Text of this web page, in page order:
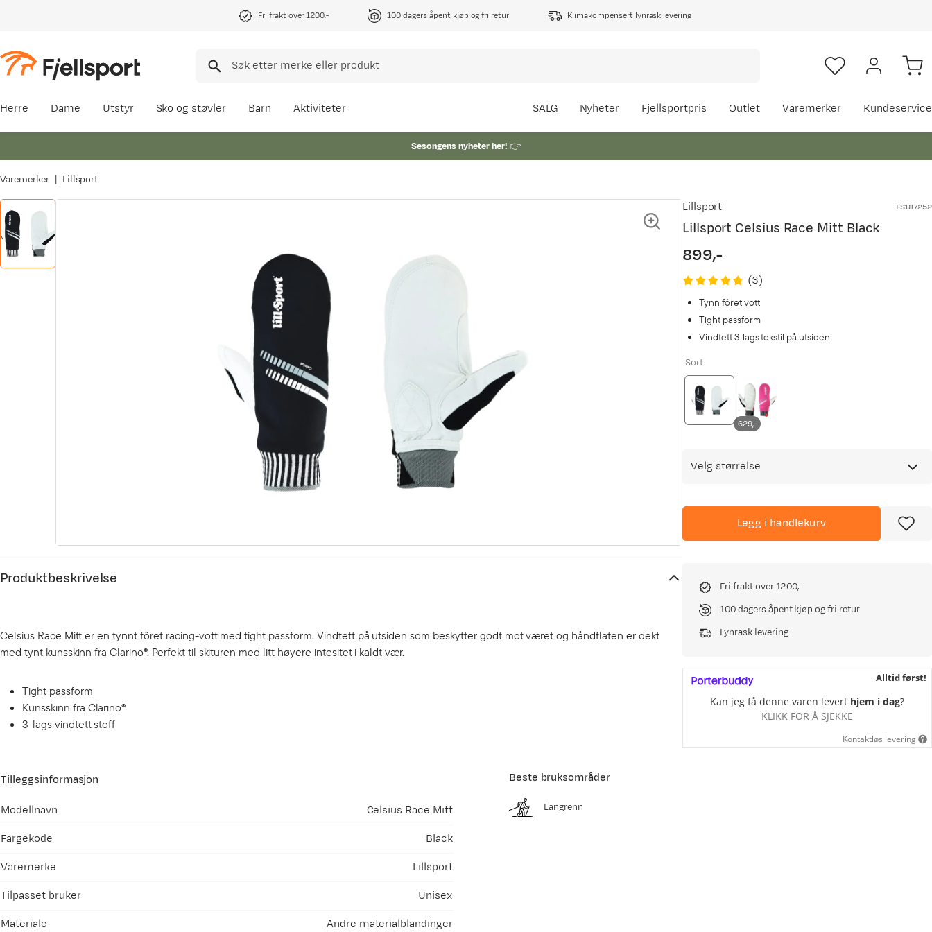
Fri frakt over 1200,- 100 dagers åpent kjøp og fri retur Klimakompensert lynrask levering
Herre Dame Utstyr Sko og støvler Barn Aktiviteter SALG Nyheter Fjellsportpris Outlet Varemerker Kundeservice
Sesongens nyheter her!👉
Varemerker Lillsport
Produktbeskrivelse
Celsius Race Mitt er en tynnt fôret racing-vott med tight passform. Vindtett på utsiden som beskytter godt mot været og håndflaten er dekt
med tynt kunsskinn fra Clarino®. Perfekt til skituren med litt høyere intesitet i kaldt vær.
Tight passform
Kunsskinn fra Clarino®
3-lags vindtett stoff
Tilleggsinformasjon
Modellnavn
Celsius Race Mitt
Fargekode
Black
Varemerke
Lillsport
Tilpasset bruker
Unisex
Materiale
Andre materialblandinger
Beste bruksområder
Langrenn
Lillsport FS187252
Lillsport Celsius Race Mitt Black
price
899,-
(3)
Tynn fôret vott
Tight passform
Vindtett 3-lags tekstil på utsiden
Sort
629,-
Velg størrelse
Legg i handlekurv
Fri frakt over 1200,-
100 dagers åpent kjøp og fri retur
Lynrask levering
Alltid først!
Kan jeg få denne varen levert hjem i dag?
KLIKK FOR Å SJEKKE
Kontaktløs levering